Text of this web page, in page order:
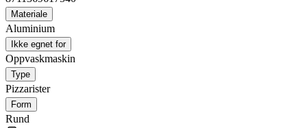
Materiale
Aluminium
Ikke egnet for
Oppvaskmaskin
Type
Pizzarister
Form
Rund